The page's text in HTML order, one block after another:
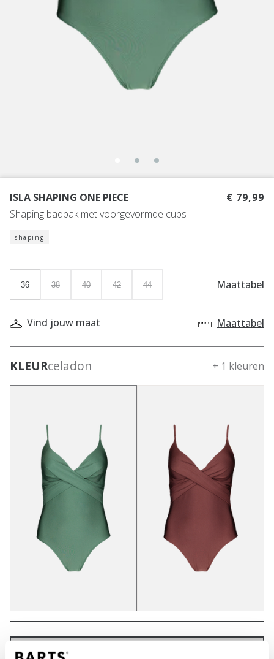
ISLA SHAPING ONE PIECE
Shaping badpak met voorgevormde cups
€ 79,99
shaping
36 38 40 42 44 Maattabel
Vind jouw maat Maattabel
KLEURceladon + 1 kleuren